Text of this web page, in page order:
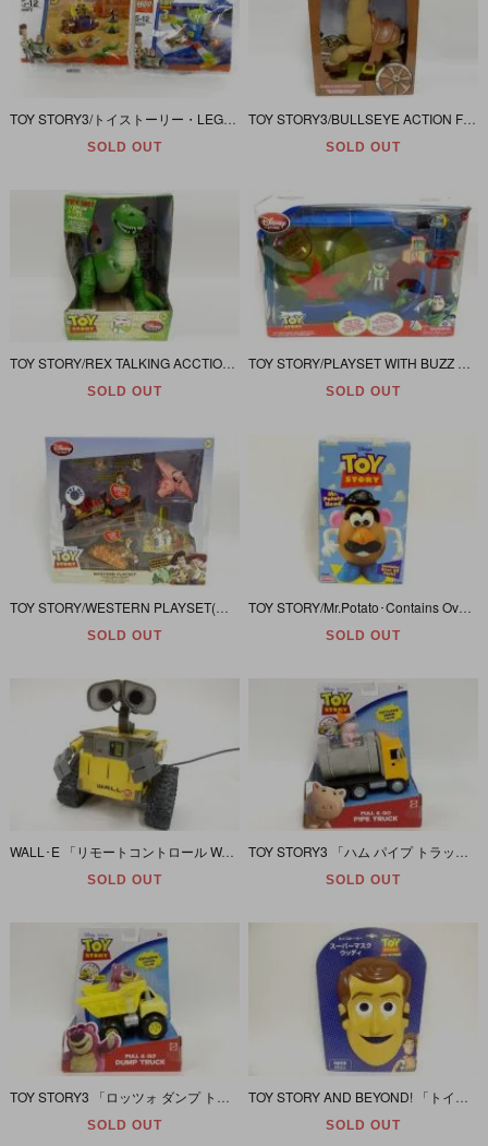
TOY STORY3/トイストーリー・LEGO/レゴ ミニフィグ 「ウッディ＆リトルグリーンメン/エイリアンセット」5-12
SOLD OUT SOLD OUT
TOY STORY/REX TALKING ACCTION FIGURE 12”(トイストーリー/レックス/トーキングアクションフィギュア)
SOLD OUT SOLD OUT
TOY STORY/WESTERN PLAYSET(トイストーリー/ウエスタン プレイセット/効果音機能付き)
SOLD OUT SOLD OUT
WALL･E 「リモートコントロール WALL･E」 (ウォーリー/ラジコン)
SOLD OUT
TOY STORY3 「ハム パイプ トラック/プル＆ゴー (HAMM PIPE TRUCK/PULL&GO) 」
SOLD OUT
SOLD OUT SOLD OUT